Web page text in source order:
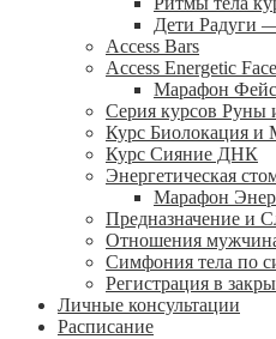
Дети Радуги
Access Bars
Access Energetic
Марафон
Серия курсов Руны
Курс Биолокация и
Курс Сияние ДНК
Энергетическая
Марафон
Предназначение и
Отношения
Симфония тела по
Регистрация в
Личные консультации
Расписание